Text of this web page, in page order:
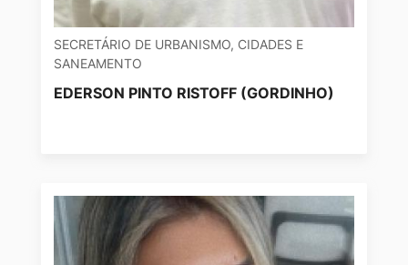
SECRETÁRIO DE URBANISMO, CIDADES E
SANEAMENTO
EDERSON PINTO RISTOFF (GORDINHO)